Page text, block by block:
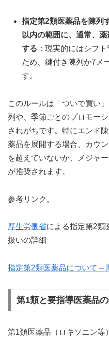
指定第2類医薬品を陳列
以内の範囲に、通常、
する ：現実的にはシフ
ため、鍵付き陳列か7メ
す。
このルールは「ついで買い
列や、季節ごとのプロモー
されがちです。特にエンド
薬品を展開する場合、カウ
を超えていないか、メジャ
が推奨されます。
参考リンク。
厚生労働省による指定第2類
扱いの詳細
指定第2類医薬品について –
第1類と要指導医薬品
第1類医薬品（ロキソニン等